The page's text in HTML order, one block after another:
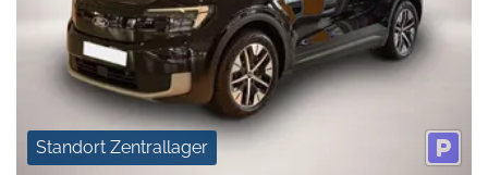
Standort Zentrallager